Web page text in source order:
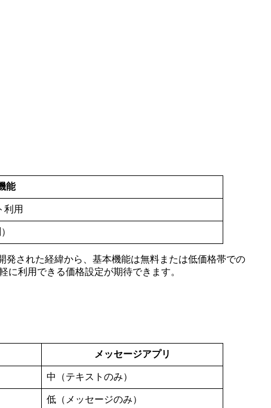
能
利用
発された経緯から、基本機能は無料または低価格帯での
利用できる価格設定が期待できます。
メッセージアプリ
中（テキストのみ）
低（メッセージのみ）